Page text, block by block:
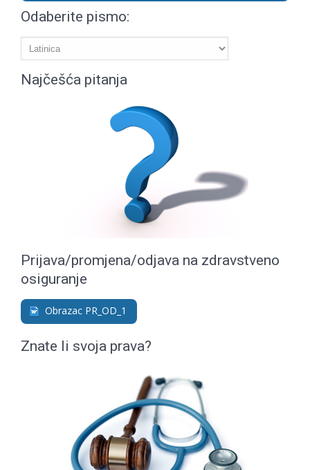
Odaberite pismo:
Najčešća pitanja
Prijava/promjena/odjava na zdravstveno
osiguranje
Obrazac PR_OD_1
Znate li svoja prava?